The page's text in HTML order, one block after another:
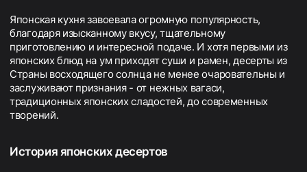
Японская кухня завоевала огромную популярность,
благодаря изысканному вкусу, тщательному
приготовлению и интересной подаче. И хотя первыми из
японских блюд на ум приходят суши и рамен, десерты из
Страны восходящего солнца не менее очаровательны и
заслуживают признания - от нежных вагаси,
традиционных японских сладостей, до современных
творений.
История японских десертов